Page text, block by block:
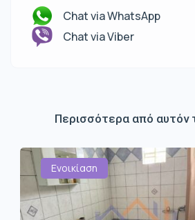
Chat via WhatsApp
Chat via Viber
Περισσότερα από αυτόν
Ενοικίαση